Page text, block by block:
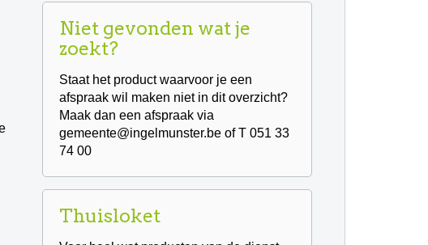
Niet gevonden wat je
zoekt?
Staat het product waarvoor je een
afspraak wil maken niet in dit overzicht?
Maak dan een afspraak via
gemeente@ingelmunster.be of T051 33
74 00
Thuisloket